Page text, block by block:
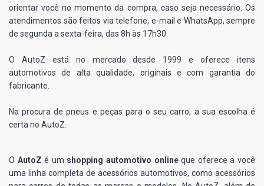
orientar você no momento da compra, caso seja necessário. Os
atendimentos são feitos via telefone, e-mail e WhatsApp, sempre
de segunda a sexta-feira, das 8h às 17h30.
O AutoZ está no mercado desde 1999 e oferece itens
automotivos de alta qualidade, originais e com garantia do
fabricante.
Na procura de pneus e peças para o seu carro, a sua escolha é
certa no AutoZ.
O AutoZ é um shopping automotivo onlineque oferece a você
uma linha completa de acessórios automotivos, como acessórios